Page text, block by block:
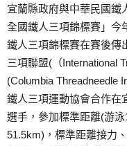
宜蘭縣政府與中華民國鐵
全國鐵人三項錦標賽」今
鐵人三項錦標賽在賽後傳
三項聯盟(（International
(Columbia Threadneedle
鐵人三項運動協會合作在
選手，參加標準距離(游
51.5km)，標準距離接力